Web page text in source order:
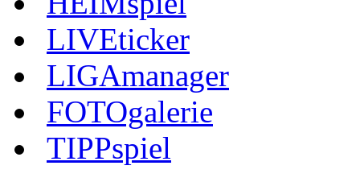
LIVEticker
LIGAmanager
FOTOgalerie
TIPPspiel